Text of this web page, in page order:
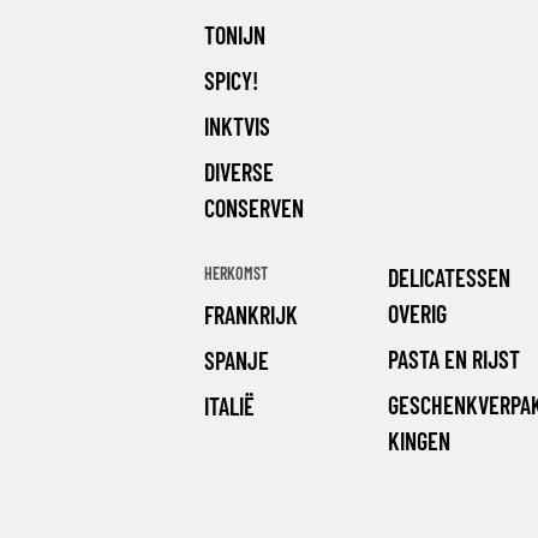
TONIJN
SPICY!
INKTVIS
DIVERSE
CONSERVEN
HERKOMST
FRANKRIJK
SPANJE
ITALIË
DELICATESSEN
OVERIG
PASTA EN RIJST
KINGEN